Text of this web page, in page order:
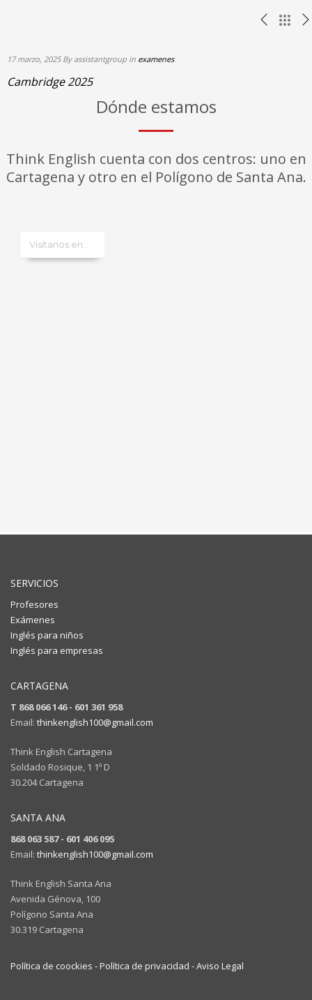
17 marzo, 2025 By assistantgroup in examenes
Cambridge 2025
Dónde estamos
Think English cuenta con dos centros: uno en
Cartagena y otro en el Polígono de Santa Ana.
SERVICIOS
Profesores
Exámenes
Inglés para niños
Inglés para empresas
CARTAGENA
T 868 066 146 - 601 361 958
Email: thinkenglish100@gmail.com
Think English Cartagena
Soldado Rosique, 1 1º D
30.204 Cartagena
SANTA ANA
868 063 587 - 601 406 095
Email: thinkenglish100@gmail.com
Think English Santa Ana
Avenida Génova, 100
Polígono Santa Ana
30.319 Cartagena
Política de coockies -Política de privacidad -Aviso Legal